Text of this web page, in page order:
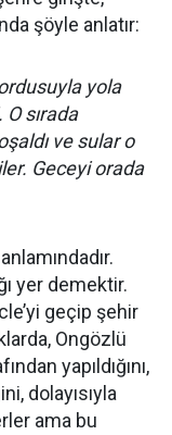
şöyle anlatır:
yola
sırada
ve sular o
Geceyi orada
yer demektir.
geçip şehir
Ongözlü
yapıldığını,
dolayısıyla
ama bu